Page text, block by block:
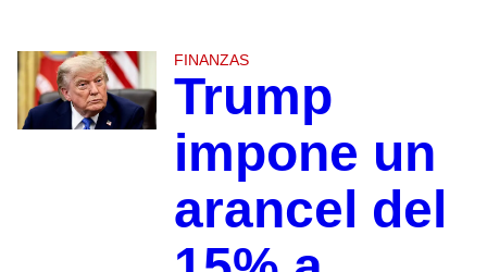
FINANZAS
Trump
impone un
arancel del